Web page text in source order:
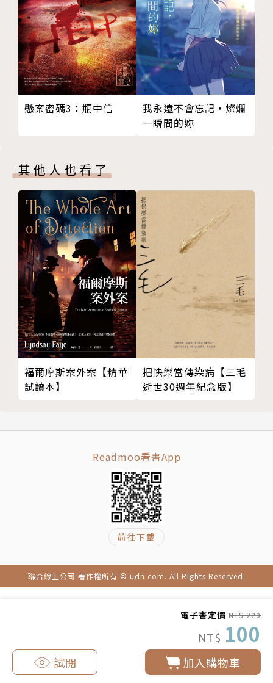
電子書定價 NT$ 220
NT$ 100
加入購物車
試閱
96-車禍後遺症
97-這分這秒
98-鳳梨冰茶
99-風中奇緣
100-偽造文書
101-使命感
102-完美的旁觀者
105-西餐禮儀
106-感動多於悸動
107-又過了一關
108-無心插柳
109-自私的糖衣
110-壓抑的嘴角
111-停車場驚魂
112-新星遊戲大賞
113-三人成虎
114-羊水破了
115-離婚協議書
116-移花接木
117-墜樓
118-透明結界
121-髒掉的日記
129-主場控
130-五星級閨蜜
134-麥奎心臟病
135-吃藥的任務
懸案密碼3：瓶中信
我永遠不會忘記，燦爛
一瞬間的妳
其他人也看了
福爾摩斯案外案【精華
試讀本】
把快樂當傳染病【三毛
逝世30週年紀念版】
Readmoo看書App
前往下載
聯合線上公司 著作權所有 © udn.com. All Rights Reserved.